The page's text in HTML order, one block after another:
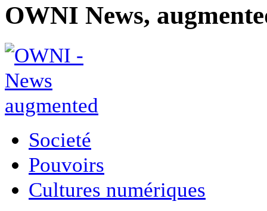
OWNI News,
Societé
Pouvoirs
Cultures numériques